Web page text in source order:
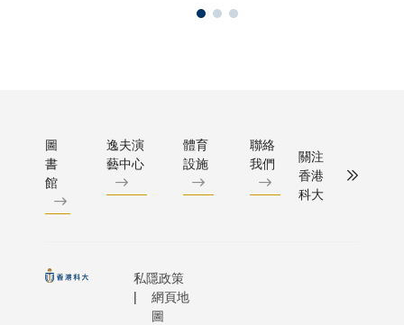
圖
書
館
逸夫演
藝中心
體育
設施
聯絡
我們
關注
香港
科大
私隱政策
網頁地
圖